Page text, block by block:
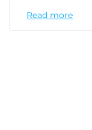
Read more